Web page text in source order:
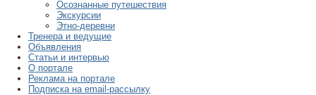
Осознанные путешествия
Экскурсии
Этно-деревни
Тренера и ведущие
Объявления
Статьи и интервью
О портале
Реклама на портале
Подписка на email-рассылку